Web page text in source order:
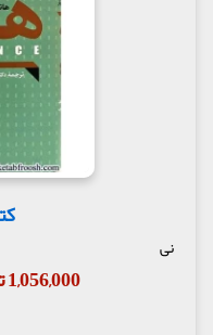
نی
1,056,000 تومان